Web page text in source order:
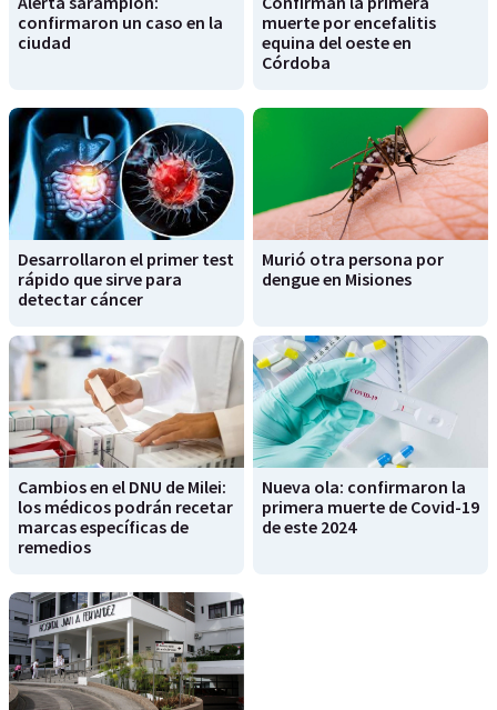
confirmaron un caso en la
ciudad
muerte por encefalitis
equina del oeste en
Córdoba
Desarrollaron el primer test
rápido que sirve para
detectar cáncer
Murió otra persona por
dengue en Misiones
Cambios en el DNU de Milei:
los médicos podrán recetar
marcas específicas de
remedios
Nueva ola: confirmaron la
primera muerte de Covid-19
de este 2024